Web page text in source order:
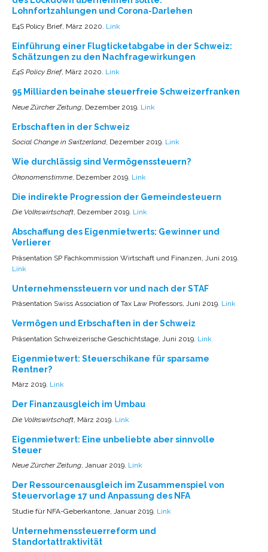
Lohnfortzahlungen und Corona-Darlehen
E4S Policy Brief, März 2020. Link
Einführung einer Flugticketabgabe in der Schweiz:
Schätzungen zu den Nachfragewirkungen
E4S Policy Brief, März 2020. Link
95 Milliarden beinahe steuerfreie Schweizerfranken
Neue Zürcher Zeitung , Dezember 2019. Link
Erbschaften in der Schweiz
Social Change in Switzerland, Dezember 2019. Link
Wie durchlässig sind Vermögenssteuern?
Ökonomenstimme , Dezember 2019. Link
Die indirekte Progression der Gemeindesteuern
Die Volkswirtschaft, Dezember 2019. Link
Abschaffung des Eigenmietwerts: Gewinner und
Verlierer
Präsentation SP Fachkommission Wirtschaft und Finanzen, Juni 2019.
Link
Unternehmenssteuern vor und nach der STAF
Präsentation Swiss Association of Tax Law Professors, Juni 2019. Link
Vermögen und Erbschaften in der Schweiz
Präsentation Schweizerische Geschichtstage, Juni 2019. Link
Eigenmietwert: Steuerschikane für sparsame
Rentner?
März 2019. Link
Der Finanzausgleich im Umbau
Die Volkswirtschaft , März 2019. Link
Eigenmietwert: Eine unbeliebte aber sinnvolle
Steuer
Neue Zürcher Zeitung, Januar 2019. Link
Der Ressourcenausgleich im Zusammenspiel von
Steuervorlage 17 und Anpassung des NFA
Studie für NFA-Geberkantone, Januar 2019. Link
Unternehmenssteuerreform und
Standortattraktivität